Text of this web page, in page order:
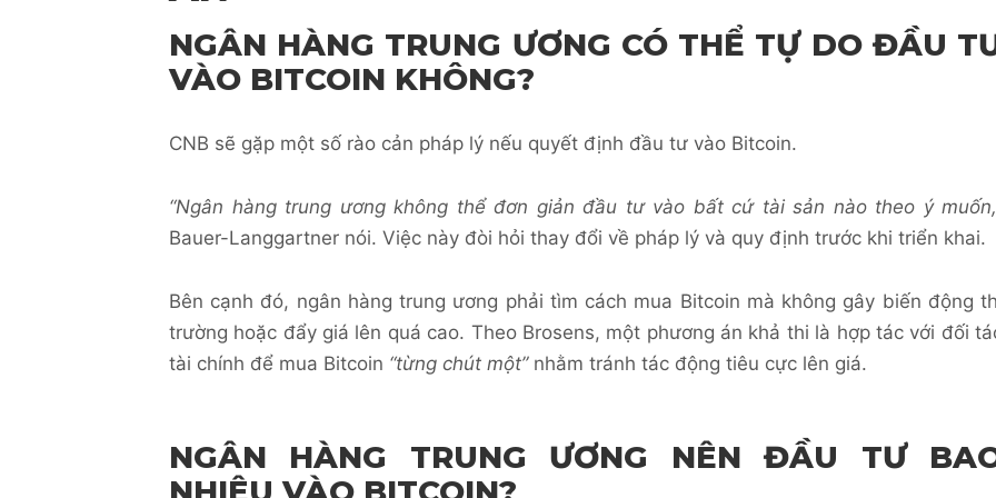
NGÂN HÀNG TRUNG ƯƠNG CÓ THỂ TỰ DO ĐẦU
VÀO BITCOIN KHÔNG?
CNB sẽ gặp một số rào cản pháp lý nếu quyết định đầu tư vào Bitcoin.
“Ngân hàng trung ương không thể đơn giản đầu tư vào bất cứ tài sản nào theo ý
Bauer-Langgartner nói. Việc này đòi hỏi thay đổi về pháp lý và quy định trước khi triển khai.
Bên cạnh đó, ngân hàng trung ương phải tìm cách mua Bitcoin mà không gây biến động
trường hoặc đẩy giá lên quá cao. Theo Brosens, một phương án khả thi là hợp tác với đối
tài chính để mua Bitcoin “từng chút một”nhằm tránh tác động tiêu cực lên giá.
NGÂN HÀNG TRUNG ƯƠNG NÊN ĐẦU TƯ